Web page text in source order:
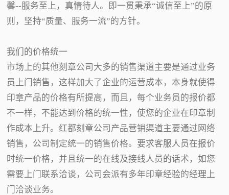
馨--服务至上，真情待人。即一贯秉承“诚信至上”的原
则，坚持“质量、服务一流”的方针。
我们的价格统一
市场上的其他刻章公司大多的销售渠道主要是通过业务
员上门销售，这样加大了企业的运营成本，本身就使得
印章产品的价格有所提高，而且，每个业务员的报价都
不一样，不能达到价格的统一性，使您的企业在印章制
作成本上升。红都刻章公司产品营销渠道主要通过网络
销售，公司制定统一的销售价格。要求客服人员在报价
时统一价格，并且统一的在线及接线人员的话术，如您
需要上门联系洽谈，公司会派有多年印章经验的经理上
门洽谈业务。